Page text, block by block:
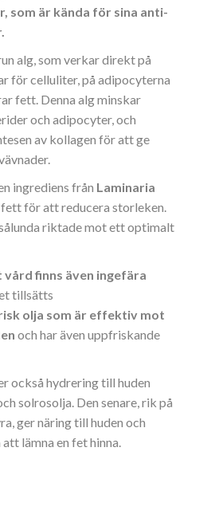
som är kända för sina anti-
alg, som verkar direkt på
för celluliter, på adipocyterna
fett. Denna alg minskar
och adipocyter, och
av kollagen för att ge
ingrediens från Laminaria
för att reducera storleken.
riktade mot ett optimalt
vård finns även ingefära
tillsätts
olja som är effektiv mot
och har även uppfriskande
också hydrering till huden
solrosolja. Den senare, rik på
ger näring till huden och
lämna en fet hinna.